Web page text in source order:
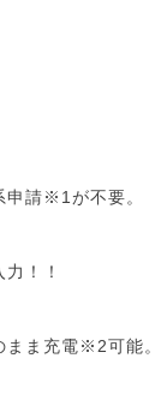
申請※1が不要。
！！
まま充電※2可能。